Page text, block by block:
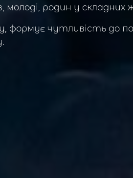
молоді, родин у
формує чутливість до